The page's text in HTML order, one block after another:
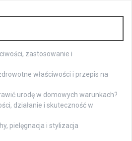
zastosowanie i
właściwości i przepis na
urodę w domowych warunkach?
działanie i skuteczność w
pielęgnacja i stylizacja